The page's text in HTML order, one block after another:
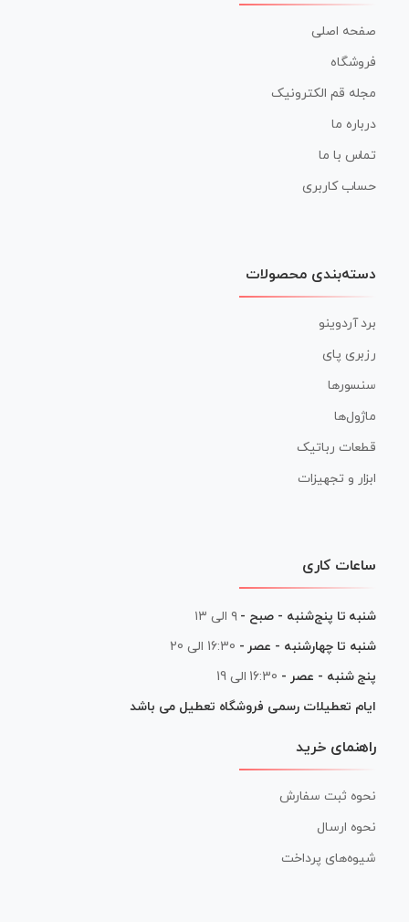
صفحه اصلی
فروشگاه
مجله قم الکترونیک
درباره ما
تماس با ما
حساب کاربری
دسته‌بندی محصولات
برد آردوینو
رزبری پای
سنسورها
ماژول‌ها
قطعات رباتیک
ابزار و تجهیزات
ساعات کاری
شنبه تا پنج‌شنبه - صبح - ۹ الی ۱۳
شنبه تا چهارشنبه - عصر - 16:30 الی 20
پنج شنبه - عصر - 16:30 الی 19
ایام تعطیلات رسمی فروشگاه تعطیل می باشد
راهنمای خرید
نحوه ثبت سفارش
نحوه ارسال
شیوه‌های پرداخت